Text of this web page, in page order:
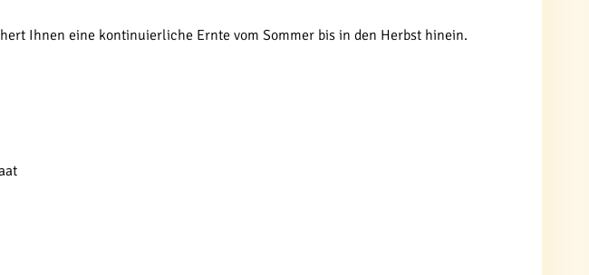
Ihnen eine kontinuierliche Ernte vom Sommer bis in den Herbst hinein.